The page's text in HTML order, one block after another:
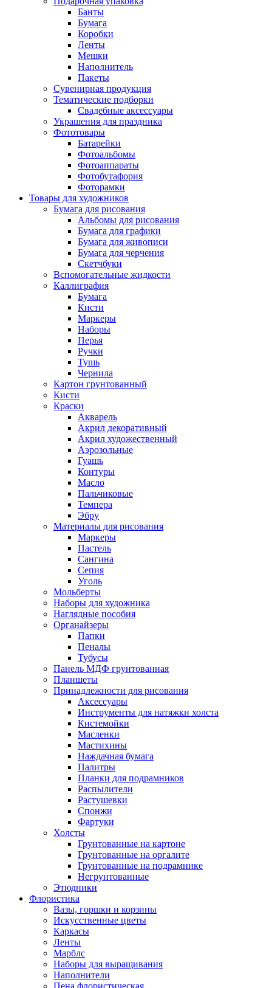
Банты
Бумага
Коробки
Ленты
Мешки
Наполнитель
Пакеты
Сувенирная продукция
Тематические подборки
Свадебные аксессуары
Украшения для праздника
Фототовары
Батарейки
Фотоальбомы
Фотоаппараты
Фотобутафория
Фоторамки
Товары для художников
Бумага для рисования
Альбомы для рисования
Бумага для графики
Бумага для живописи
Бумага для черчения
Скетчбуки
Вспомогательные жидкости
Каллиграфия
Бумага
Кисти
Маркеры
Наборы
Перья
Ручки
Тушь
Чернила
Картон грунтованный
Кисти
Краски
Акварель
Акрил декоративный
Акрил художественный
Аэрозольные
Гуашь
Контуры
Масло
Пальчиковые
Темпера
Эбру
Материалы для рисования
Маркеры
Пастель
Сангина
Сепия
Уголь
Мольберты
Наборы для художника
Наглядные пособия
Органайзеры
Папки
Пеналы
Тубусы
Панель МДФ грунтованная
Планшеты
Принадлежности для рисования
Аксессуары
Инструменты для натяжки холста
Кистемойки
Масленки
Мастихины
Наждачная бумага
Палитры
Планки для подрамников
Распылители
Растушевки
Спонжи
Фартуки
Холсты
Грунтованные на картоне
Грунтованные на оргалите
Грунтованные на подрамнике
Негрунтованные
Этюдники
Флористика
Вазы, горшки и корзины
Искусственные цветы
Каркасы
Ленты
Марблс
Наборы для выращивания
Наполнители
Пена флористическая